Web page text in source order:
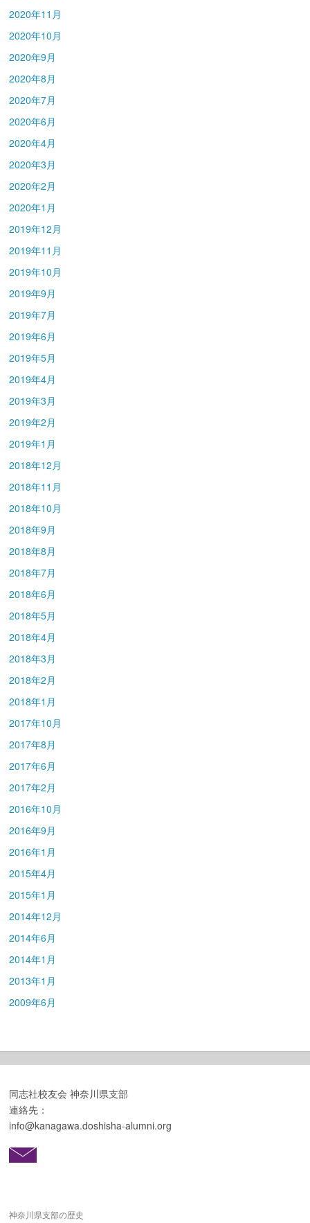
2020年11月
2020年10月
2020年9月
2020年8月
2020年7月
2020年6月
2020年4月
2020年3月
2020年2月
2020年1月
2019年12月
2019年11月
2019年10月
2019年9月
2019年7月
2019年6月
2019年5月
2019年4月
2019年3月
2019年2月
2019年1月
2018年12月
2018年11月
2018年10月
2018年9月
2018年8月
2018年7月
2018年6月
2018年5月
2018年4月
2018年3月
2018年2月
2018年1月
2017年10月
2017年8月
2017年6月
2017年2月
2016年10月
2016年9月
2016年1月
2015年4月
2015年1月
2014年12月
2014年6月
2014年1月
2013年1月
2009年6月
同志社校友会 神奈川県支部
連絡先：
info@kanagawa.doshisha-alumni.org
神奈川県支部の歴史